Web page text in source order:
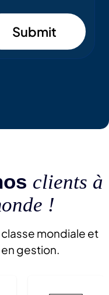
Submit
clients à
!
mondiale et
gestion.